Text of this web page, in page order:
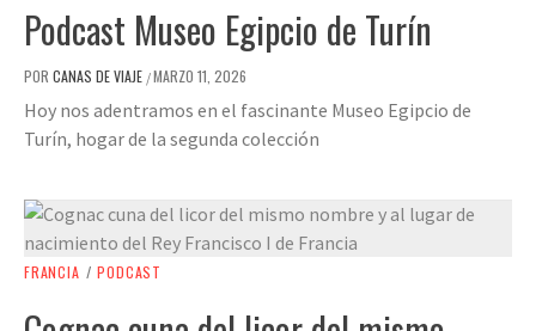
Podcast Museo Egipcio de Turín
POR CANAS DE VIAJE /MARZO 11, 2026
Hoy nos adentramos en el fascinante Museo Egipcio de
Turín, hogar de la segunda colección
FRANCIA / PODCAST